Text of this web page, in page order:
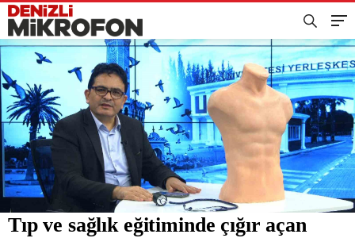
Tıp ve sağlık eğitiminde çığır açan